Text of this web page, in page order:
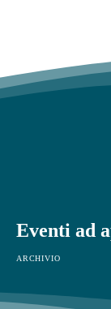
Eventi ad
ARCHIVIO